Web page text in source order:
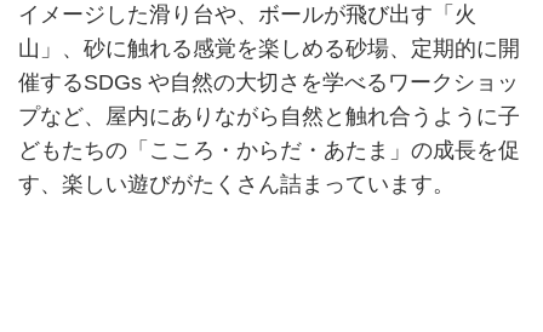
イメージした滑り台や、ボールが飛び出す「火
山」、砂に触れる感覚を楽しめる砂場、定期的に開
催するSDGs や自然の大切さを学べるワークショッ
プなど、屋内にありながら自然と触れ合うように子
どもたちの「こころ・からだ・あたま」の成長を促
す、楽しい遊びがたくさん詰まっています。